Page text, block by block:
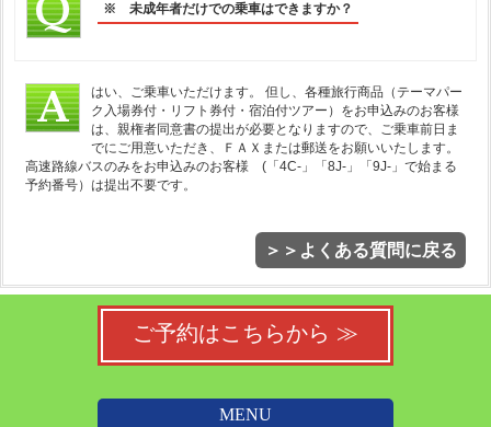
※ 未成年者だけでの乗車はできますか？
はい、ご乗車いただけます。 但し、各種旅行商品（テーマパー
ク入場券付・リフト券付・宿泊付ツアー）をお申込みのお客様
は、親権者同意書の提出が必要となりますので、ご乗車前日ま
でにご用意いただき、ＦＡＸまたは郵送をお願いいたします。
高速路線バスのみをお申込みのお客様 (「4C-」「8J-」「9J-」で始まる
予約番号）は提出不要です。
＞＞よくある質問に戻る
ご予約はこちらから ≫
MENU